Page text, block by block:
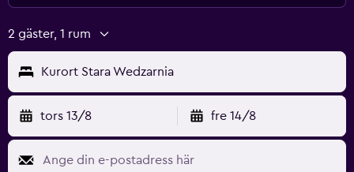
2 gäster, 1 rum
Kurort Stara Wedzarnia
tors 13/8 fre 14/8